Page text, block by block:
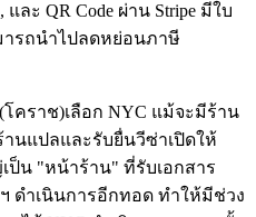
ละ QR Code ผ่าน Stripe มีใบ
ารถนำไปลดหย่อนภาษี
คราช)เลือก NYC แม้จะมีร้าน
แปลและรับยื่นวีซ่าเปิดให้
น "หน้าร้าน" ที่รับเอกสาร
ดำเนินการอีกทอด ทำให้มีช่วง